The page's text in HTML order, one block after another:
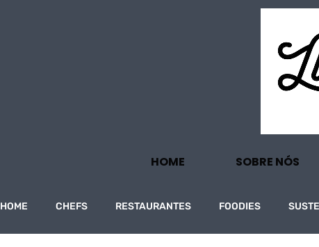
HOME SOBRE NÓS
HOME CHEFS RESTAURANTES FOODIES